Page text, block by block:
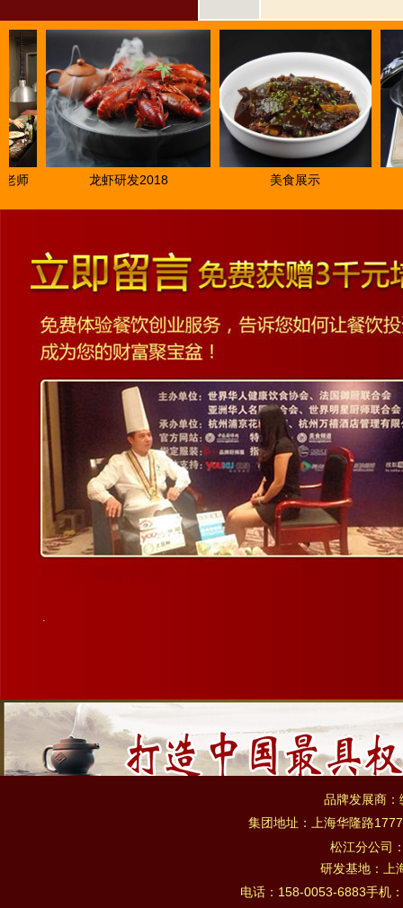
龙虾研发2018 美食展示
.
品牌发展商
集团地址：上海华隆路
松江分公司
研发基地：上海
电话：158-0053-6883手机